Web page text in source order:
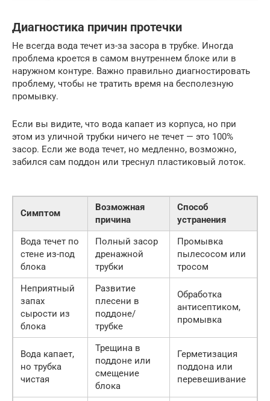
Диагностика причин протечки
Не всегда вода течет из-за засора в трубке. Иногда
проблема кроется в самом внутреннем блоке или в
наружном контуре. Важно правильно диагностировать
проблему, чтобы не тратить время на бесполезную
промывку.
Если вы видите, что вода капает из корпуса, но при
этом из уличной трубки ничего не течет — это 100%
засор. Если же вода течет, но медленно, возможно,
забился сам поддон или треснул пластиковый лоток.
Симптом
Возможная
причина
Способ
устранения
Вода течет по
стене из-под
блока
Полный засор
дренажной
трубки
Промывка
пылесосом или
тросом
Неприятный
запах
сырости из
блока
Развитие
плесени в
поддоне/
трубке
Обработка
антисептиком,
промывка
Вода капает,
но трубка
чистая
Трещина в
поддоне или
смещение
блока
Герметизация
поддона или
перевешивание